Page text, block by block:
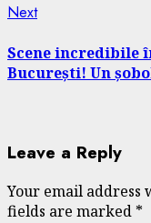
NextNext
Scene
București! Un
Leave a Reply
Your email address
fields are marked *